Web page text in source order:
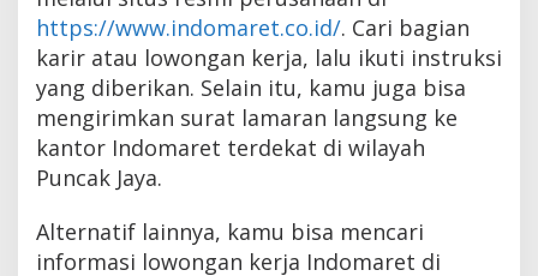
https://www.indomaret.co.id/. Cari bagian
karir atau lowongan kerja, lalu ikuti instruksi
yang diberikan. Selain itu, kamu juga bisa
mengirimkan surat lamaran langsung ke
kantor Indomaret terdekat di wilayah
Puncak Jaya.
Alternatif lainnya, kamu bisa mencari
informasi lowongan kerja Indomaret di